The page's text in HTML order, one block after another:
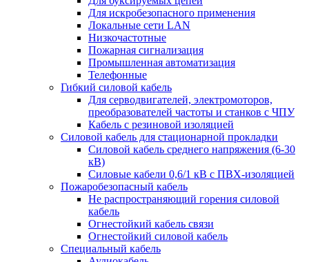
Для искробезопасного применения
Локальные сети LAN
Низкочастотные
Пожарная сигнализация
Промышленная автоматизация
Телефонные
Гибкий силовой кабель
Для серводвигателей, электромоторов,
преобразователей частоты и станков с ЧПУ
Кабель с резиновой изоляцией
Силовой кабель для стационарной прокладки
Силовой кабель среднего напряжения (6-30
кВ)
Силовые кабели 0,6/1 кВ с ПВХ-изоляцией
Пожаробезопасный кабель
Не распространяющий горения силовой
кабель
Огнестойкий кабель связи
Огнестойкий силовой кабель
Специальный кабель